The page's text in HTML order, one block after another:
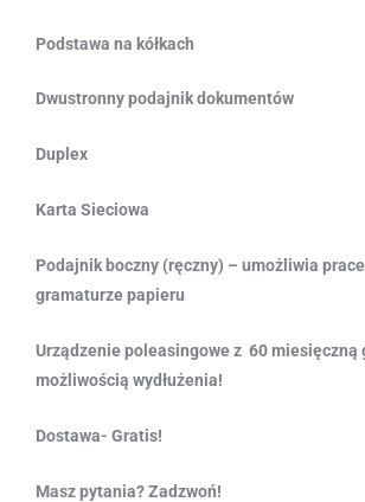
Podstawa na kółkach
Dwustronny podajnik dokumentów
Duplex
Karta Sieciowa
Podajnik boczny (ręczny) – umożliwia
gramaturze papieru
Urządzenie poleasingowe z 60 miesięczną
możliwością wydłużenia!
Dostawa- Gratis!
Masz pytania? Zadzwoń!